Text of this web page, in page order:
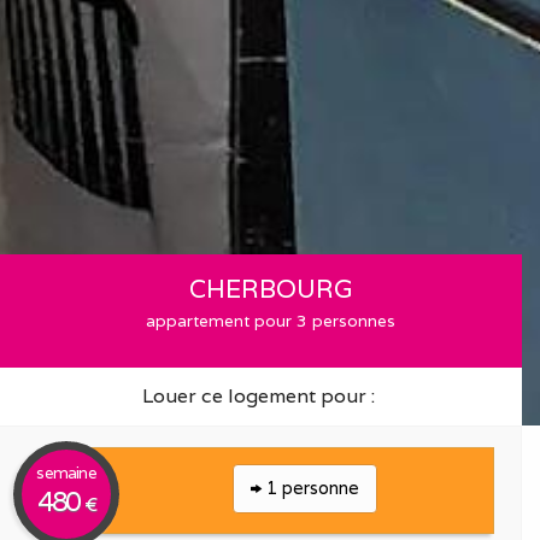
CHERBOURG
appartement pour 3 personnes
Louer ce logement pour :
1 personne
semaine
480 €